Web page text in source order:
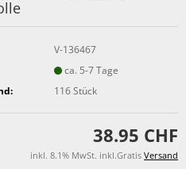
V-136467
ca. 5-7 Tage
116Stück
38.95 CHF
inkl. 8.1% MwSt. inkl.Gratis Versand